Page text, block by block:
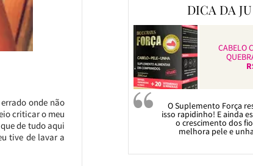
onde não
criticar o meu
de tudo aqui
tive de lavar a
DICA DA JU
CABELO
O Suplemento Força
isso rapidinho! E ainda
o crescimento dos
melhora pele e